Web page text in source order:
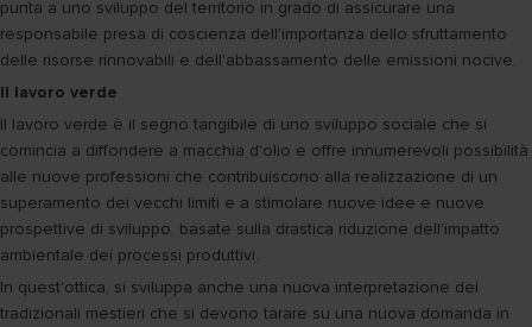
punta a uno sviluppo del territorio in grado di assicurare una
responsabile presa di coscienza dell'importanza dello sfruttamento
delle risorse rinnovabili e dell'abbassamento delle emissioni nocive.
Il lavoro verde
Il lavoro verde è il segno tangibile di uno sviluppo sociale che si
comincia a diffondere a macchia d'olio e offre innumerevoli possibilità
alle nuove professioni che contribuiscono alla realizzazione di un
superamento dei vecchi limiti e a stimolare nuove idee e nuove
prospettive di sviluppo, basate sulla drastica riduzione dell'impatto
ambientale dei processi produttivi.
In quest'ottica, si sviluppa anche una nuova interpretazione dei
tradizionali mestieri che si devono tarare su una nuova domanda in